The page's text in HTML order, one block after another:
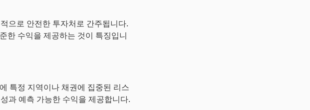
으로 안전한 투자처로 간주됩니다.
한 수익을 제공하는 것이 특징입니
특정 지역이나 채권에 집중된 리스
과 예측 가능한 수익을 제공합니다.